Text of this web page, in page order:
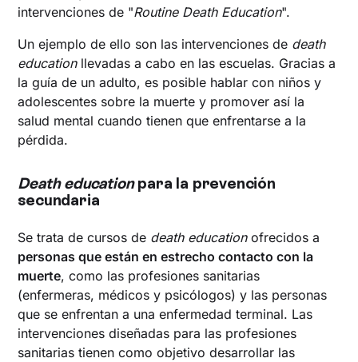
intervenciones de "Routine Death Education".
Un ejemplo de ello son las intervenciones de death
educationllevadas a cabo en las escuelas. Gracias a
la guía de un adulto, es posible hablar con niños y
adolescentes sobre la muerte y promover así la
salud mental cuando tienen que enfrentarse a la
pérdida.
Death educationpara la prevención
secundaria
Se trata de cursos de death educationofrecidos a
personas que están en estrecho contacto con la
muerte, como las profesiones sanitarias
(enfermeras, médicos y psicólogos) y las personas
que se enfrentan a una enfermedad terminal. Las
intervenciones diseñadas para las profesiones
sanitarias tienen como objetivo desarrollar las